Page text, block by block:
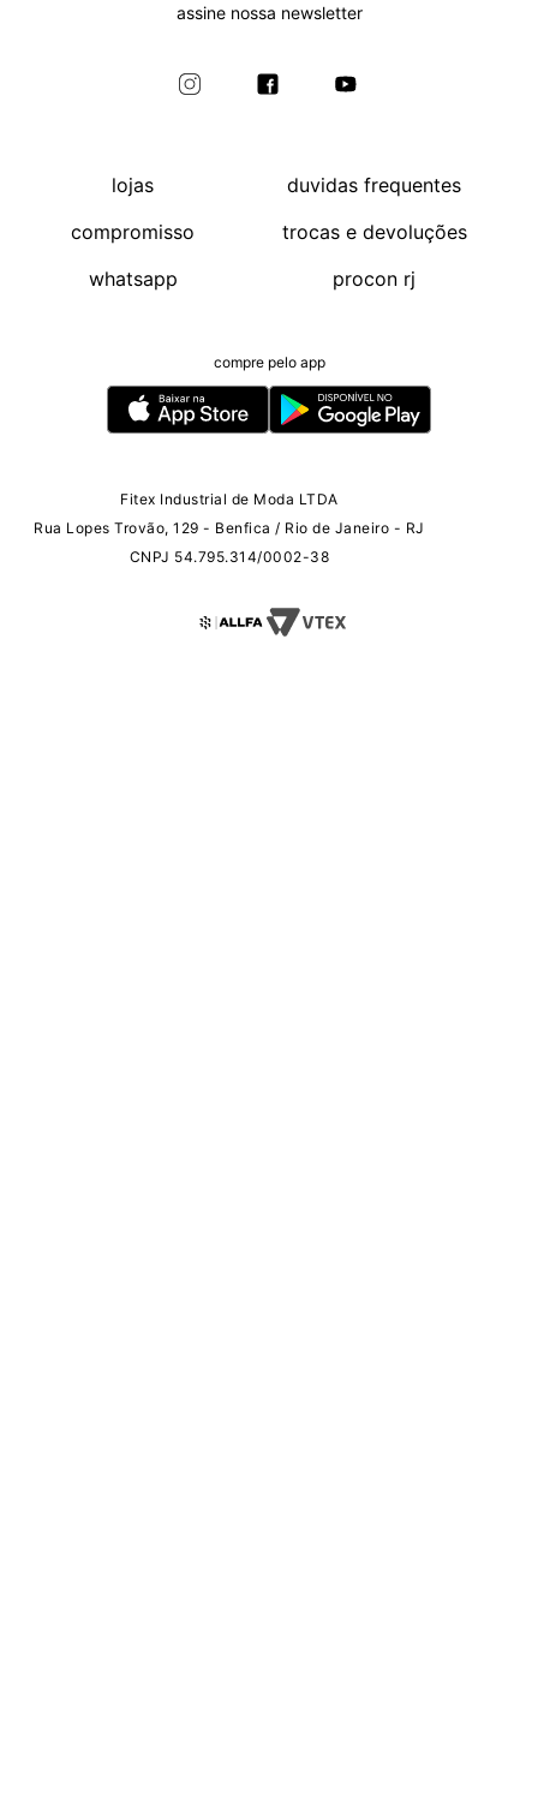
assine nossa newsletter
lojas
compromisso
whatsapp
duvidas frequentes
trocas e devoluções
procon rj
compre pelo app
Fitex Industrial de Moda LTDA
Rua Lopes Trovão, 129 - Benfica / Rio de Janeiro - RJ
CNPJ 54.795.314/0002-38